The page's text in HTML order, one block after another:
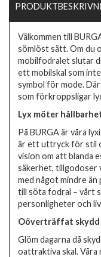
Välkommen till
sömlöst sätt. Om
mobilfodralet slutar
ett mobilskal som
symbol för mode.
som förkroppsligar
Lyx möter
På BURGA är våra
är ett uttryck för stil
vision om att blanda
säkerhet, tillgodoser
med något mindre
till söta fodral – vårt
personligheter och
Oöverträffat skydd
Glöm dagarna då
oattraktiva skal. Våra